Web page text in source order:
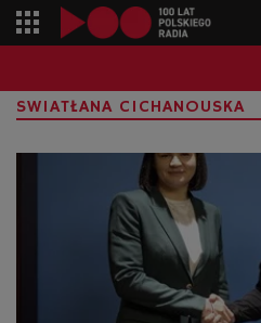
SWIATŁANA CICHANOUSKA